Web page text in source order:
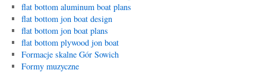
flat bottom aluminum boat plans
flat bottom jon boat design
flat bottom jon boat plans
flat bottom plywood jon boat
Formacje skalne Gór Sowich
Formy muzyczne